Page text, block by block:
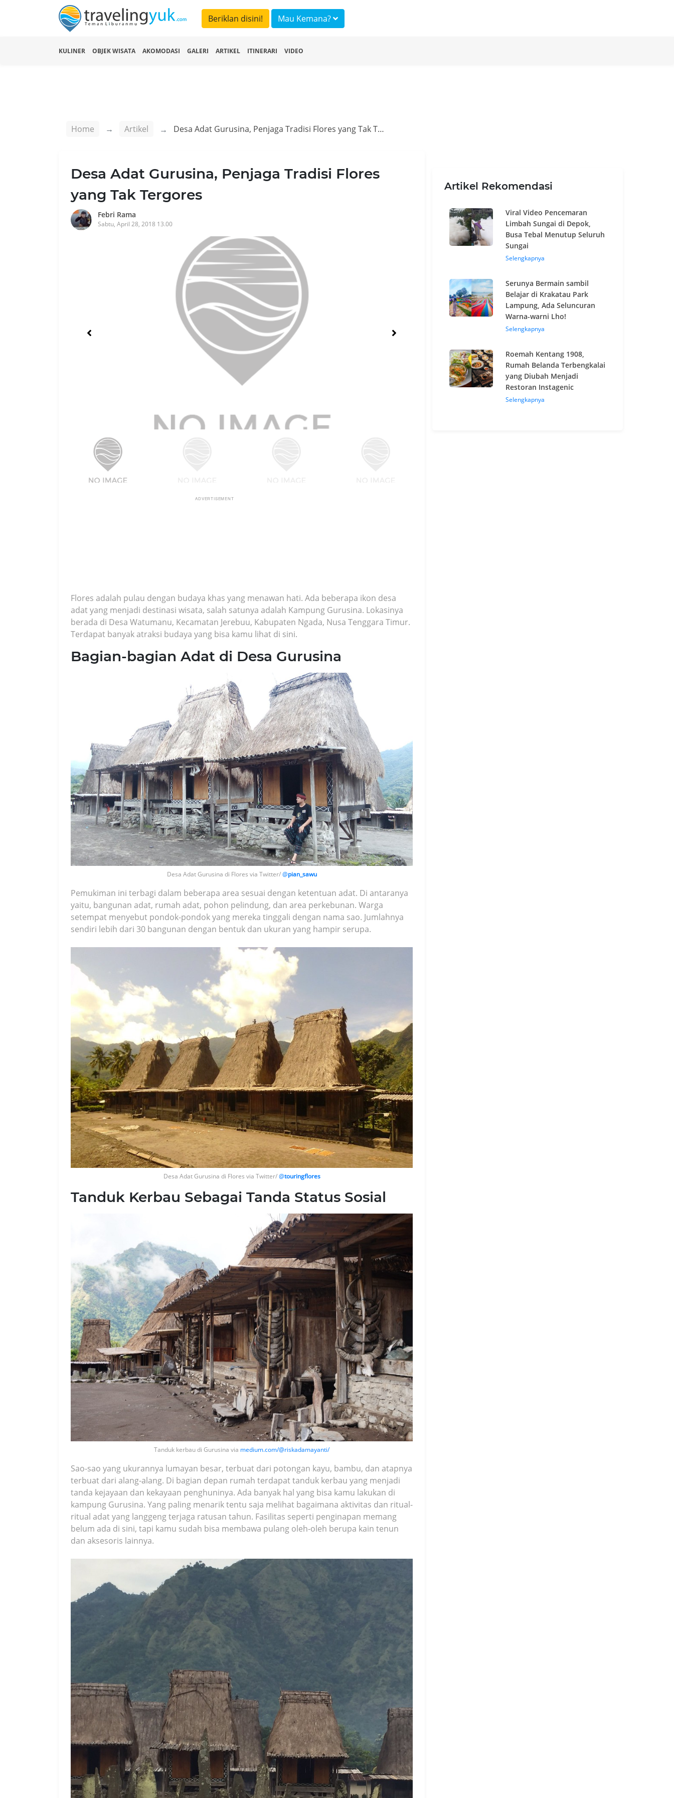
Beriklan disini! Mau Kemana?
KULINER OBJEK WISATA AKOMODASI GALERI ARTIKEL ITINERARI VIDEO
Home Artikel Desa Adat Gurusina, Penjaga Tradisi Flores yang Tak Tergores
Desa Adat Gurusina, Penjaga Tradisi Flores
yang Tak Tergores
Febri Rama
Sabtu, April 28, 2018 13.00
ADVERTISEMENT
Flores adalah pulau dengan budaya khas yang menawan hati. Ada beberapa ikon desa
adat yang menjadi destinasi wisata, salah satunya adalah Kampung Gurusina. Lokasinya
berada di Desa Watumanu, Kecamatan Jerebuu, Kabupaten Ngada, Nusa Tenggara Timur.
Terdapat banyak atraksi budaya yang bisa kamu lihat di sini.
Bagian-bagian Adat di Desa Gurusina
Desa Adat Gurusina di Flores via Twitter/ @pian_sawu
Pemukiman ini terbagi dalam beberapa area sesuai dengan ketentuan adat. Di antaranya
yaitu, bangunan adat, rumah adat, pohon pelindung, dan area perkebunan. Warga
setempat menyebut pondok-pondok yang mereka tinggali dengan nama sao. Jumlahnya
sendiri lebih dari 30 bangunan dengan bentuk dan ukuran yang hampir serupa.
Desa Adat Gurusina di Flores via Twitter/ @touringflores
Tanduk Kerbau Sebagai Tanda Status Sosial
Tanduk kerbau di Gurusina via medium.com/@riskadamayanti/
Sao-sao yang ukurannya lumayan besar, terbuat dari potongan kayu, bambu, dan atapnya
terbuat dari alang-alang. Di bagian depan rumah terdapat tanduk kerbau yang menjadi
tanda kejayaan dan kekayaan penghuninya. Ada banyak hal yang bisa kamu lakukan di
kampung Gurusina. Yang paling menarik tentu saja melihat bagaimana aktivitas dan ritual-
ritual adat yang langgeng terjaga ratusan tahun. Fasilitas seperti penginapan memang
belum ada di sini, tapi kamu sudah bisa membawa pulang oleh-oleh berupa kain tenun
dan aksesoris lainnya.
Artikel Rekomendasi
Viral Video Pencemaran
Limbah Sungai di Depok,
Busa Tebal Menutup Seluruh
Sungai
Selengkapnya
Serunya Bermain sambil
Belajar di Krakatau Park
Lampung, Ada Seluncuran
Warna-warni Lho!
Selengkapnya
Roemah Kentang 1908,
Rumah Belanda Terbengkalai
yang Diubah Menjadi
Restoran Instagenic
Selengkapnya